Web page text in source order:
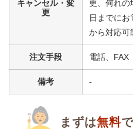
キャンセル・変
更
更、何れの
日までに
から対応可
注文手段 電話、FAX
備考 -
まずは無料